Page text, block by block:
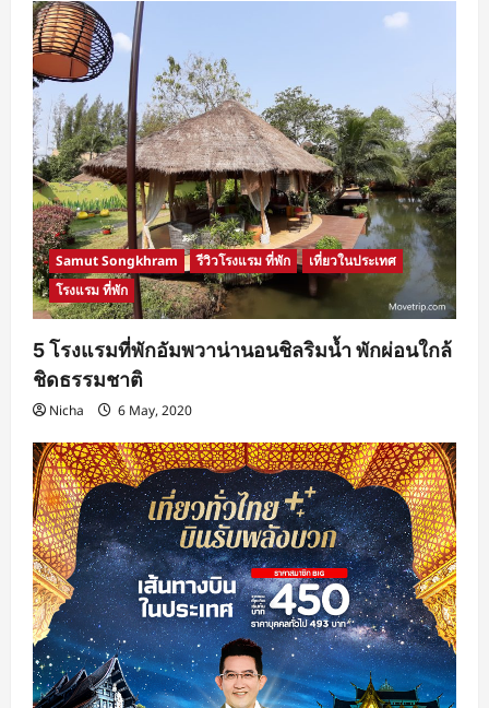
นาง
กระบี่
Samut Songkhram รีวิวโรงแรม ที่พัก
เที่ยวในประเทศ
โรงแรม ที่พัก
5 โรงแรมที่พักอัมพวาน่านอนชิลริมน้ำ พักผ่อนใกล้
ชิดธรรมชาติ
Nicha 6 May, 2020